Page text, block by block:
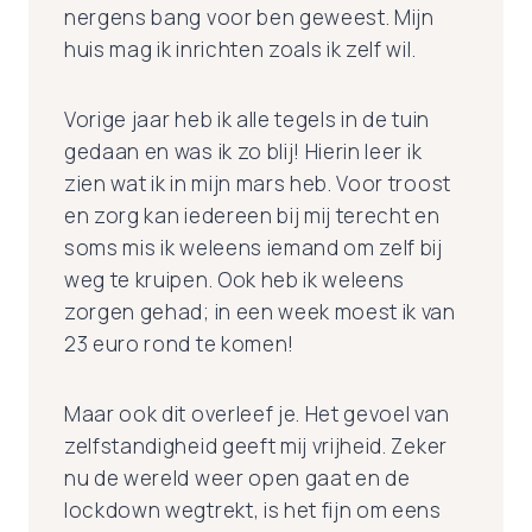
nergens bang voor ben geweest. Mijn
huis mag ik inrichten zoals ik zelf wil.
Vorige jaar heb ik alle tegels in de tuin
gedaan en was ik zo blij! Hierin leer ik
zien wat ik in mijn mars heb. Voor troost
en zorg kan iedereen bij mij terecht en
soms mis ik weleens iemand om zelf bij
weg te kruipen. Ook heb ik weleens
zorgen gehad; in een week moest ik van
23 euro rond te komen!
Maar ook dit overleef je. Het gevoel van
zelfstandigheid geeft mij vrijheid. Zeker
nu de wereld weer open gaat en de
lockdown wegtrekt, is het fijn om eens